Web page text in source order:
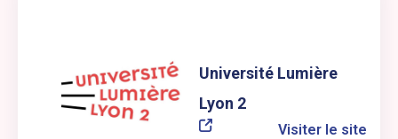
Université Lumière
Lyon 2
Visiter le site